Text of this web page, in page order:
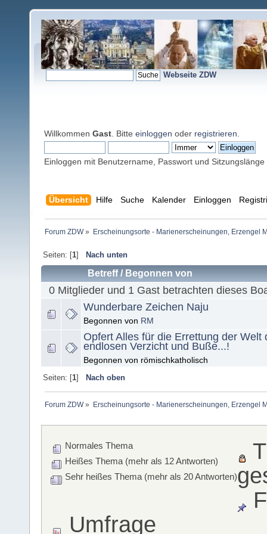
Webseite ZDW
Willkommen Gast . Bitte einloggen oder registrieren
Einloggen mit Benutzername, Passwort und Sitzungslänge
Übersicht Hilfe Suche Kalender Einloggen
Forum ZDW» Erscheinungsorte - Marienerscheinungen, Erzengel
Seiten: [1] Nach unten
Betreff/ Begonnen von
0 Mitglieder und 1 Gast betrachten dieses
Wunderbare Zeichen Naju
Begonnen von RM
Opfert Alles für die Errettung der Welt
endlosen Verzicht und Buße...!
Begonnen von römischkatholisch
Seiten: [1] Nach oben
Forum ZDW» Erscheinungsorte - Marienerscheinungen, Erzengel
Normales Thema
Heißes Thema (mehr als 12 Antworten)
Sehr heißes Thema (mehr als 20 Antworten)
Umfrage